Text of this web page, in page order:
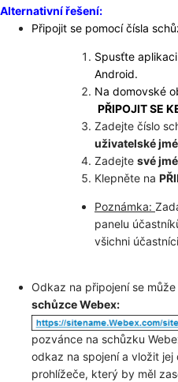
Alternativní řešení:
Připojit se pomocí čísla
Spusťte
Android.
Na domovské
PŘIPOJIT SE
Zadejte číslo
uživatelské
Zadejte své
Klepněte na
Poznámka:
panelu
všichni
Odkaz na připojení se
schůzce Webex:
pozvánce na schůzku
odkaz na spojení a vložit
prohlížeče, který by měl